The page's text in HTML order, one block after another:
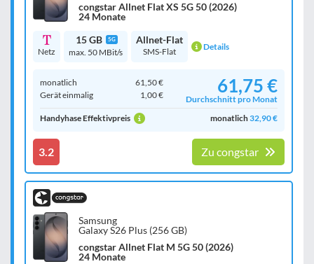
congstar Allnet Flat XS 5G 50 (2026)
24 Monate
Netz
15 GB 5G
max. 50 MBit/s
Allnet-Flat
SMS-Flat Details
monatlich
61,50 €
Gerät einmalig
1,00 € 61,75 €
Durchschnitt pro Monat
Handyhase Effektivpreis
monatlich32,90 €
3.2 Zu congstar
Samsung
Galaxy S26 Plus (256 GB)
congstar Allnet Flat M 5G 50 (2026)
24 Monate